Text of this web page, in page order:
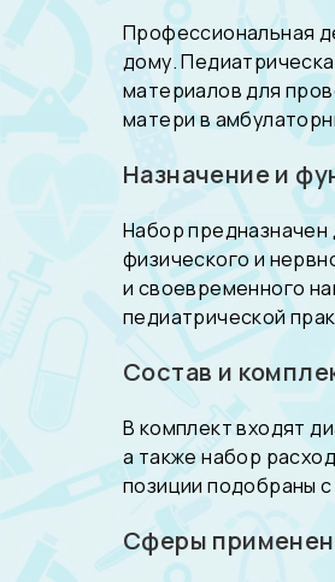
Профессиональная
дому.
материалов для
матери в
Назначение и
Набор предназначен
физического и
и своевременного
педиатрической
Состав и
В комплект входят
а также набор
позиции подобраны
Сферы